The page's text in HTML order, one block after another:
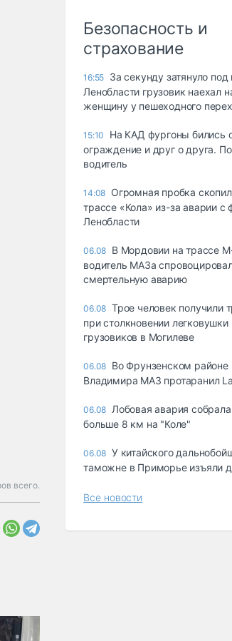
всего.
Безопасность и
страхование
16:55 За секунду затянуло под
Ленобласти грузовик наехал
женщину у пешеходного
15:10
На КАД фургоны бились
ограждение и друг о друга.
водитель
14:08 Огромная пробка
трассе «Кола» из-за аварии с
Ленобласти
06.08 В Мордовии на трассе
водитель МАЗа
смертельную аварию
06.08 Трое человек получили
при столкновении легковушки
грузовиков в Могилеве
06.08 Во Фрунзенском районе
Владимира МАЗ протаранил
06.08 Лобовая авария
больше 8 км на "Коле"
06.08 У китайского
таможне в Приморье изъяли
Все новости